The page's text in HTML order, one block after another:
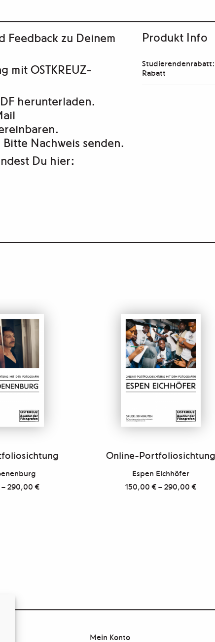
Feedback zu Deinem
mit OSTKREUZ-
herunterladen.
Nachweis senden.
Du hier:
Produkt Info
Rabatt
290,00€
Online-Portfoliosichtung
Espen Eichhöfer
150,00€–290,00€
Mein Konto